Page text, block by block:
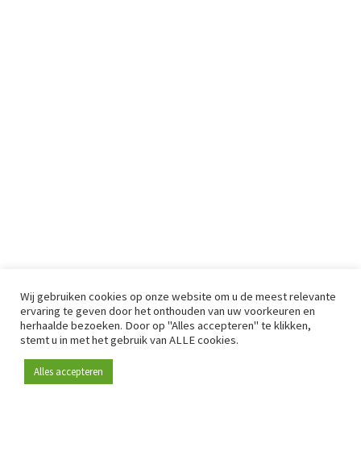
Wij gebruiken cookies op onze website om u de meest relevante
ervaring te geven door het onthouden van uw voorkeuren en
herhaalde bezoeken. Door op "Alles accepteren" te klikken,
stemt u in met het gebruik van ALLE cookies.
Alles accepteren